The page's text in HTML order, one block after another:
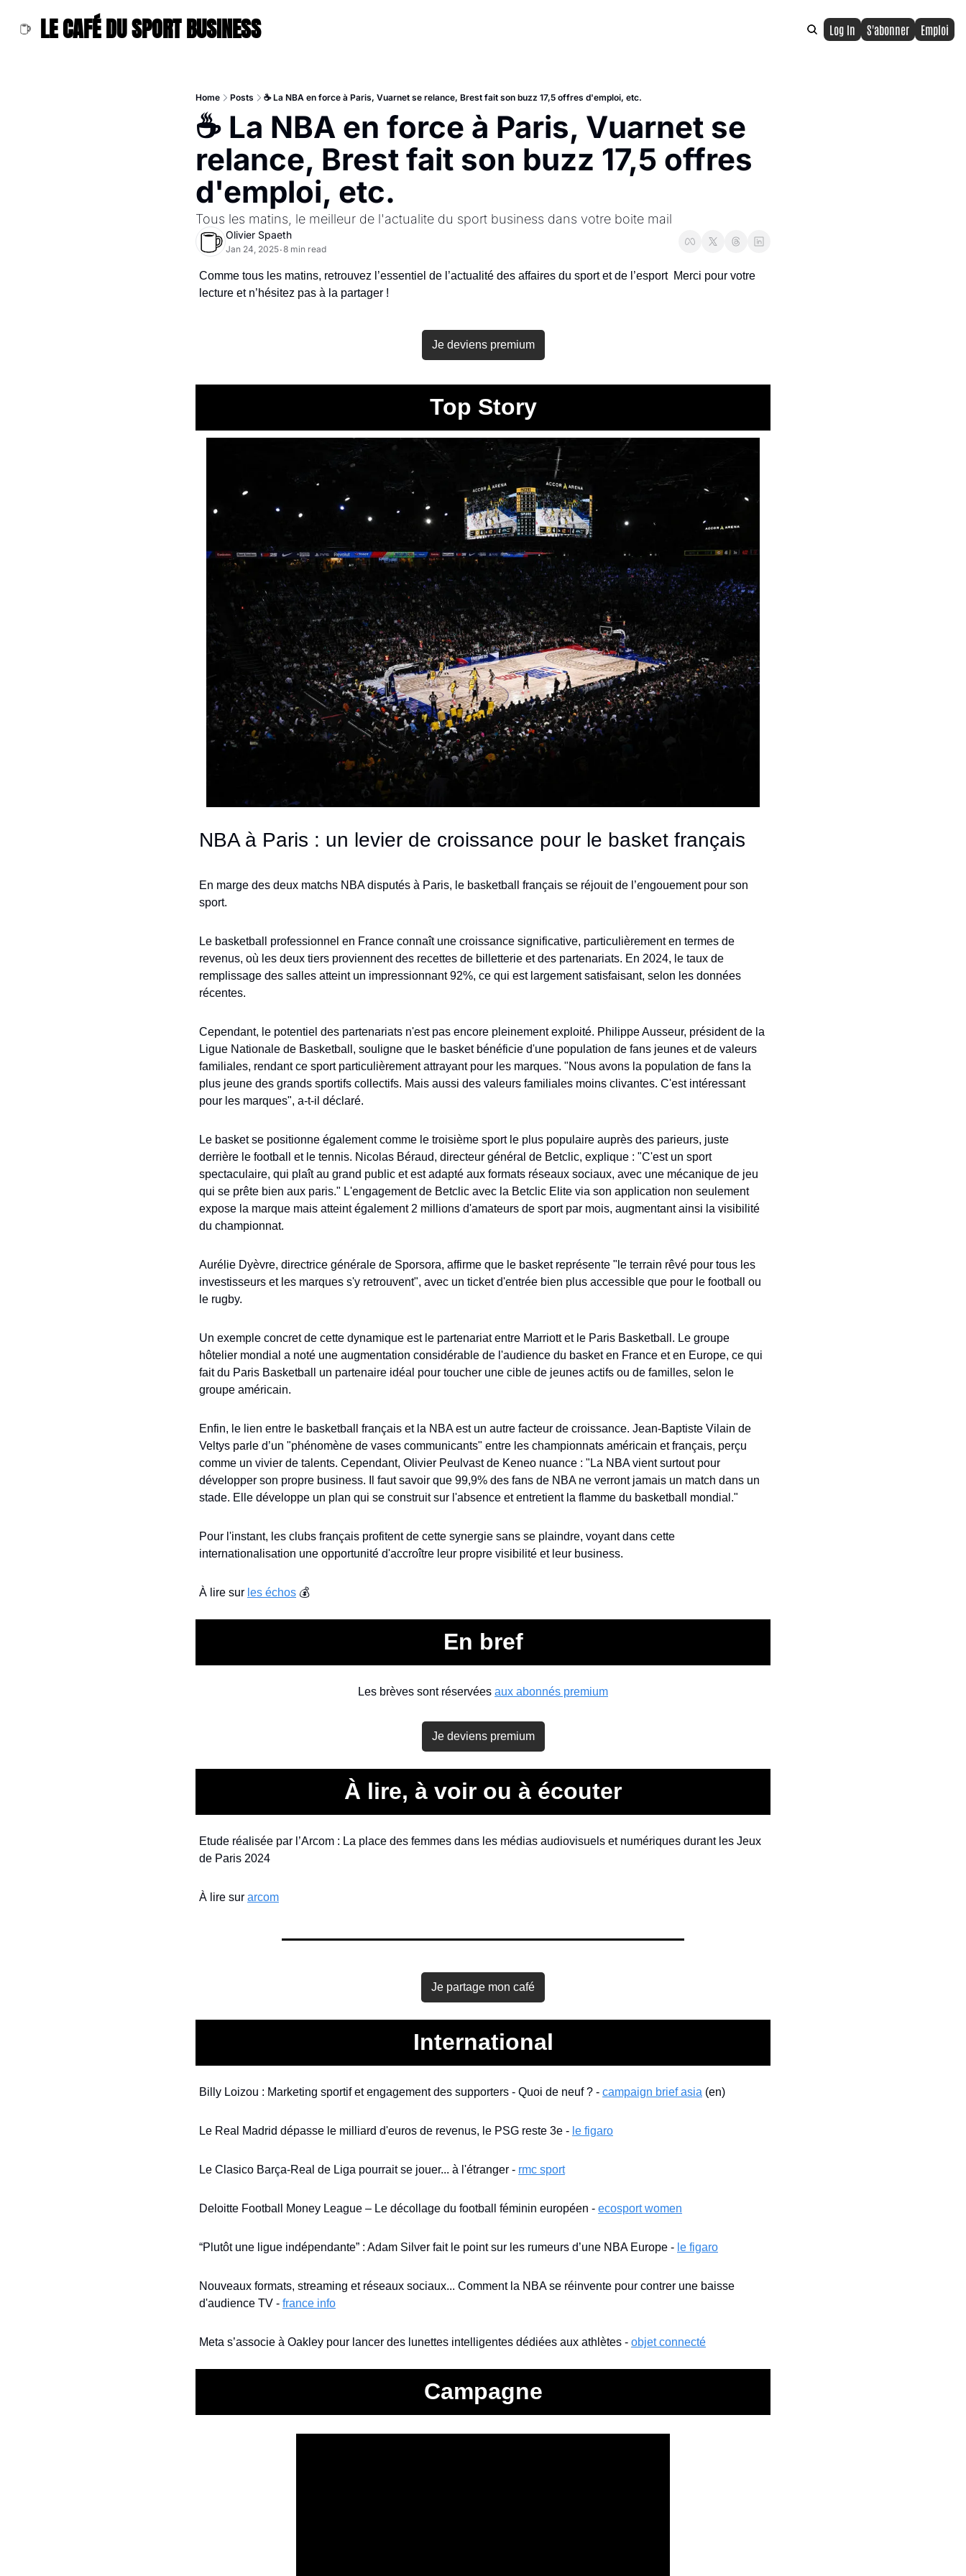
LE CAFÉ DU SPORT BUSINESS Log In S'abonner Emploi
Home Posts ☕ La NBA en force à Paris, Vuarnet se relance, Brest fait son buzz 17,5 offres d'emploi, etc.
☕ La NBA en force à Paris, Vuarnet se
relance, Brest fait son buzz 17,5 offres
d'emploi, etc.
Tous les matins, le meilleur de l'actualite du sport business dans votre boite mail
Olivier Spaeth
Jan 24, 2025•8 min read
Comme tous les matins, retrouvez l’essentiel de l’actualité des affaires du sport et de l’esport  Merci pour votre
lecture et n’hésitez pas à la partager !
Je deviens premium
Top Story
NBA à Paris : un levier de croissance pour le basket français
En marge des deux matchs NBA disputés à Paris, le basketball français se réjouit de l’engouement pour son
sport.
Le basketball professionnel en France connaît une croissance significative, particulièrement en termes de
revenus, où les deux tiers proviennent des recettes de billetterie et des partenariats. En 2024, le taux de
remplissage des salles atteint un impressionnant 92%, ce qui est largement satisfaisant, selon les données
récentes.
Cependant, le potentiel des partenariats n'est pas encore pleinement exploité. Philippe Ausseur, président de la
Ligue Nationale de Basketball, souligne que le basket bénéficie d'une population de fans jeunes et de valeurs
familiales, rendant ce sport particulièrement attrayant pour les marques. "Nous avons la population de fans la
plus jeune des grands sportifs collectifs. Mais aussi des valeurs familiales moins clivantes. C'est intéressant
pour les marques", a-t-il déclaré.
Le basket se positionne également comme le troisième sport le plus populaire auprès des parieurs, juste
derrière le football et le tennis. Nicolas Béraud, directeur général de Betclic, explique : "C'est un sport
spectaculaire, qui plaît au grand public et est adapté aux formats réseaux sociaux, avec une mécanique de jeu
qui se prête bien aux paris." L'engagement de Betclic avec la Betclic Elite via son application non seulement
expose la marque mais atteint également 2 millions d'amateurs de sport par mois, augmentant ainsi la visibilité
du championnat.
Aurélie Dyèvre, directrice générale de Sporsora, affirme que le basket représente "le terrain rêvé pour tous les
investisseurs et les marques s'y retrouvent", avec un ticket d'entrée bien plus accessible que pour le football ou
le rugby.
Un exemple concret de cette dynamique est le partenariat entre Marriott et le Paris Basketball. Le groupe
hôtelier mondial a noté une augmentation considérable de l'audience du basket en France et en Europe, ce qui
fait du Paris Basketball un partenaire idéal pour toucher une cible de jeunes actifs ou de familles, selon le
groupe américain.
Enfin, le lien entre le basketball français et la NBA est un autre facteur de croissance. Jean-Baptiste Vilain de
Veltys parle d’un "phénomène de vases communicants" entre les championnats américain et français, perçu
comme un vivier de talents. Cependant, Olivier Peulvast de Keneo nuance : "La NBA vient surtout pour
développer son propre business. Il faut savoir que 99,9% des fans de NBA ne verront jamais un match dans un
stade. Elle développe un plan qui se construit sur l'absence et entretient la flamme du basketball mondial."
Pour l'instant, les clubs français profitent de cette synergie sans se plaindre, voyant dans cette
internationalisation une opportunité d'accroître leur propre visibilité et leur business.
À lire sur les échos 💰
En bref
Les brèves sont réservées aux abonnés premium
Je deviens premium
À lire, à voir ou à écouter
Etude réalisée par l’Arcom : La place des femmes dans les médias audiovisuels et numériques durant les Jeux
de Paris 2024
À lire sur arcom
Je partage mon café
International
Billy Loizou : Marketing sportif et engagement des supporters - Quoi de neuf ? - campaign brief asia (en)
Le Real Madrid dépasse le milliard d'euros de revenus, le PSG reste 3e - le figaro
Le Clasico Barça-Real de Liga pourrait se jouer... à l'étranger - rmc sport
Deloitte Football Money League – Le décollage du football féminin européen - ecosport women
“Plutôt une ligue indépendante” : Adam Silver fait le point sur les rumeurs d’une NBA Europe - le figaro
Nouveaux formats, streaming et réseaux sociaux... Comment la NBA se réinvente pour contrer une baisse
d'audience TV - france info
Meta s’associe à Oakley pour lancer des lunettes intelligentes dédiées aux athlètes - objet connecté
Campagne